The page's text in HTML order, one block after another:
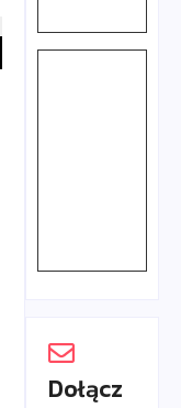
Dołącz